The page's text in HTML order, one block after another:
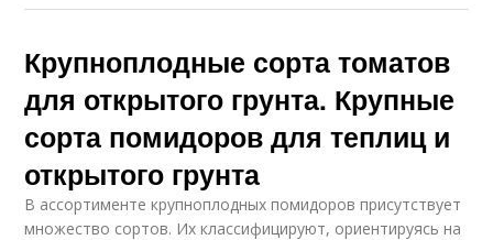
Крупноплодные сорта томатов
для открытого грунта. Крупные
сорта помидоров для теплиц и
открытого грунта
В ассортименте крупноплодных помидоров присутствует
множество сортов. Их классифицируют, ориентируясь на